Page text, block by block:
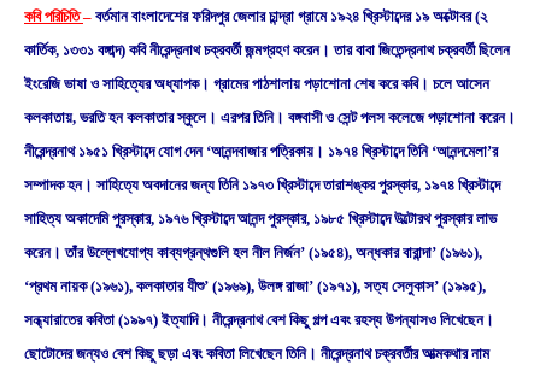
কবি পরিচিতি– বর্তমান বাংলাদেশের ফরিদপুর জেলার চান্দ্রা গ্রামে ১৯২৪ খ্রিস্টাব্দের ১৯ অক্টোবর (২
কার্তিক, ১৩৩১ বঙ্গাব্দ) কবি নীরেন্দ্রনাথ চক্রবর্তী জন্মগ্রহণ করেন। তার বাবা জিতেন্দ্রনাথ চক্রবর্তী ছিলেন
ইংরেজি ভাষা ও সাহিত্যের অধ্যাপক। গ্রামের পাঠশালায় পড়াশােনা শেষ করে কবি। চলে আসেন
কলকাতায়, ভরতি হন কলকাতার স্কুলে। এরপর তিনি। বঙ্গবাসী ও সেন্ট পলস কলেজে পড়াশােনা করেন।
নীরেন্দ্রনাথ ১৯৫১ খ্রিস্টাব্দে যােগ দেন ‘আনন্দবাজার পত্রিকায়। ১৯৭৪ খ্রিস্টাব্দে তিনি ‘আনন্দমেলা’র
সম্পাদক হন। সাহিত্যে অবদানের জন্য তিনি ১৯৭৩ খ্রিস্টাব্দে তারাশঙ্কর পুরস্কার, ১৯৭৪ খ্রিস্টাব্দে
সাহিত্য অকাদেমি পুরস্কার, ১৯৭৬ খ্রিস্টাব্দে আনন্দ পুরস্কার, ১৯৮৫ খ্রিস্টাব্দে উল্টোরথ পুরস্কার লাভ
করেন। তাঁর উল্লেখযােগ্য কাব্যগ্রন্থগুলি হল নীল নির্জন’ (১৯৫৪), অন্ধকার বারান্দা’ (১৯৬১),
‘প্রথম নায়ক (১৯৬১), কলকাতার যীশু’ (১৯৬৯), উলঙ্গ রাজা’ (১৯৭১), সত্য সেলুকাস’ (১৯৯৫),
সন্ধ্যারাতের কবিতা (১৯৯৭) ইত্যাদি। নীরেন্দ্রনাথ বেশ কিছু গল্প এবং রহস্য উপন্যাসও লিখেছেন।
ছােটোদের জন্যও বেশ কিছু ছড়া এবং কবিতা লিখেছেন তিনি। নীরেন্দ্রনাথ চক্রবর্তীর আত্মকথার নাম